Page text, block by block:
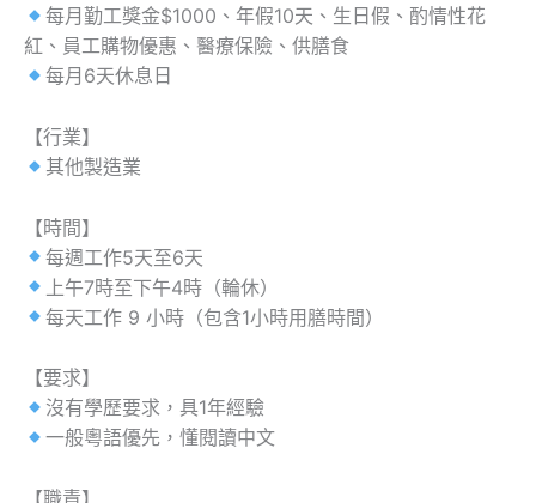
每月勤工獎金$1000、年假10天、生日假、酌情性花
紅、員工購物優惠、醫療保險、供膳食
每月6天休息日
【行業】
其他製造業
【時間】
每週工作5天至6天
上午7時至下午4時（輪休）
每天工作 9 小時（包含1小時用膳時間）
【要求】
沒有學歷要求，具1年經驗
一般粵語優先，懂閱讀中文
【職責】